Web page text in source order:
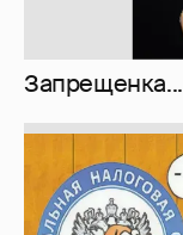
Запрещенка...